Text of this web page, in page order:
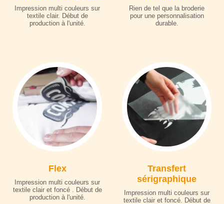
Impression multi couleurs sur
textile clair. Début de
production à l'unité.
Rien de tel que la broderie
pour une personnalisation
durable.
Flex
Impression multi couleurs sur
textile clair et foncé . Début de
production à l'unité.
Transfert
sérigraphique
Impression multi couleurs sur
textile clair et foncé. Début de